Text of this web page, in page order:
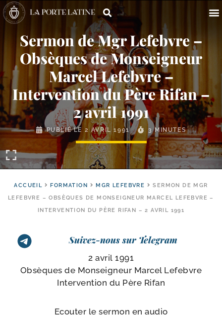
Sermon de Mgr Lefebvre –
Obsèques de Monseigneur
Marcel Lefebvre –
Intervention du Père Rifan –
2 avril 1991
PUBLIÉ LE 2 AVRIL 1991 3 MINUTES
ACCUEIL FORMATION MGR LEFEBVRE
SERMON DE MGR
LEFEBVRE – OBSÈQUES DE MONSEIGNEUR MARCEL LEFEBVRE –
INTERVENTION DU PÈRE RIFAN – 2 AVRIL 1991
Suivez-nous sur Telegram
2 avril 1991
Obsèques de Monseigneur Marcel Lefebvre
Intervention du Père Rifan
Ecouter le ser­mon en audio